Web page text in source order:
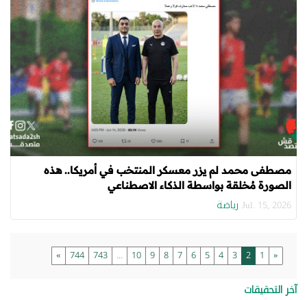
مصطفى محمد لم يزر معسكر المنتخب في أمريكا.. هذه
الصورة مُخلقة بواسطة الذكاء الاصطناعي
Jul. 15, 2026 رياضة
«
1
2
3
4
5
6
7
8
9
10
...
743
744
»
آخر التحقيقات